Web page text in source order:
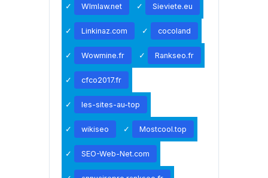
Wlmlaw.net Sieviete.eu
Linkinaz.com cocoland
Wowmine.fr Rankseo.fr
cfco2017.fr
les-sites-au-top
wikiseo Mostcool.top
SEO-Web-Net.com